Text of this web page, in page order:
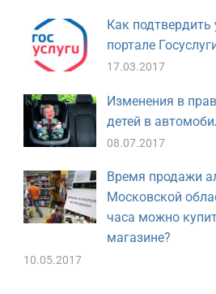
Как подтвердить
портале
17.03.2017
Изменения в
детей в
08.07.2017
Время продажи
Московской
часа можно
магазине?
10.05.2017